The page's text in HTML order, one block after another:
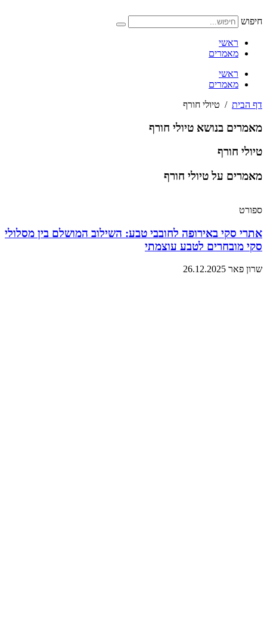
לתוכן
חיפוש
ראשי
מאמרים
ראשי
מאמרים
דף הבית / טיולי חורף
מאמרים בנושא טיולי חורף
טיולי חורף
מאמרים על טיולי חורף
ספורט
אתרי סקי באירופה לחובבי טבע: השילוב המושלם בין מסלולי
סקי מובחרים לטבע עוצמתי
שרון פאר 26.12.2025